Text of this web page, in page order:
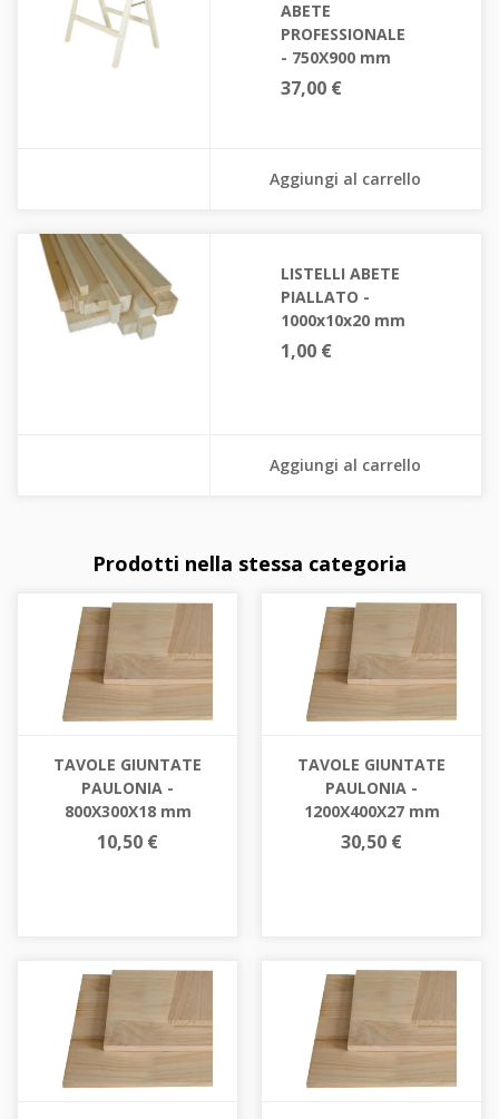
ABETE
PROFESSIONALE
- 750X900 mm
37,00 €
Aggiungi al carrello
LISTELLI ABETE
PIALLATO -
1000x10x20 mm
1,00 €
Aggiungi al carrello
Prodotti nella stessa categoria
TAVOLE GIUNTATE
PAULONIA -
800X300X18 mm
10,50 €
TAVOLE GIUNTATE
PAULONIA -
1200X400X27 mm
30,50 €